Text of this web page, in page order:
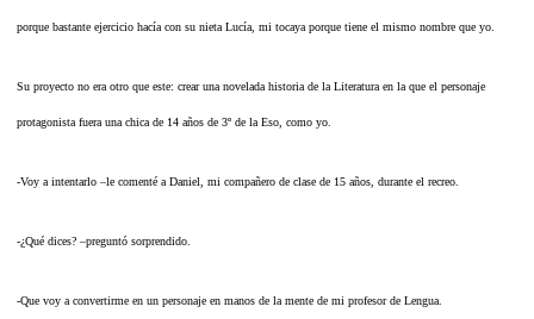
porque bastante ejercicio hacía con su nieta Lucía, mi tocaya porque tiene el mismo nombre que yo.
Su proyecto no era otro que este: crear una novelada historia de la Literatura en la que el personaje
protagonista fuera una chica de 14 años de 3º de la Eso, como yo.
-Voy a intentarlo –le comenté a Daniel, mi compañero de clase de 15 años, durante el recreo.
-¿Qué dices? –preguntó sorprendido.
-Que voy a convertirme en un personaje en manos de la mente de mi profesor de Lengua.